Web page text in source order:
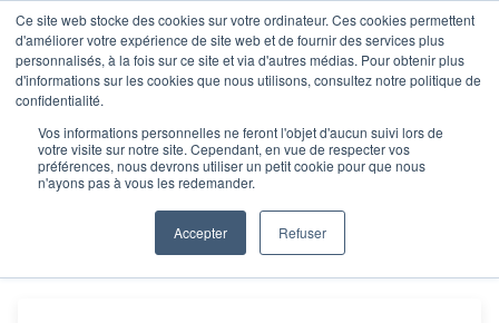
Ce site web stocke des cookies sur votre ordinateur. Ces cookies permettent
d'améliorer votre expérience de site web et de fournir des services plus
personnalisés, à la fois sur ce site et via d'autres médias. Pour obtenir plus
d'informations sur les cookies que nous utilisons, consultez notre politique de
confidentialité.
Vos informations personnelles ne feront l'objet d'aucun suivi lors de
votre visite sur notre site. Cependant, en vue de respecter vos
préférences, nous devrons utiliser un petit cookie pour que nous
n'ayons pas à vous les redemander.
Accepter Refuser
Écrire, se former, se
faire financer : on
vous explique tout !